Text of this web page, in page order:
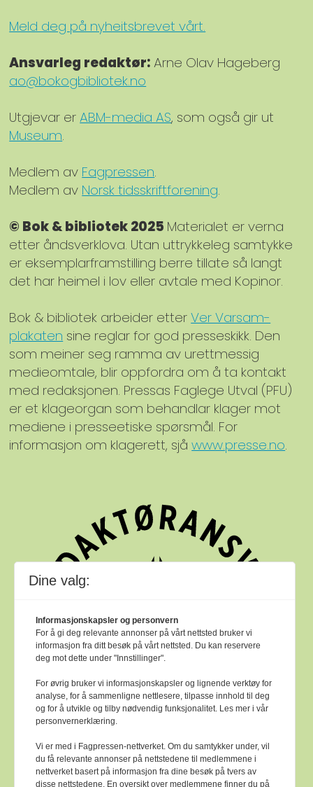
Meld deg på nyheitsbrevet vårt.
Ansvarleg redaktør:Arne Olav Hageberg
ao@bokogbibliotek.no
Utgjevar erABM-media AS, som også gir ut
Museum.
Medlem av Fagpressen.
Medlem av Norsk tidsskriftforening.
© Bok & bibliotek 2025 Materialet er verna
etter åndsverklova. Utan uttrykkeleg samtykke
er eksemplarframstilling berre tillate så langt
det har heimel i lov eller avtale med Kopinor.
Bok & bibliotek arbeider etterVer Varsam-
plakaten sine reglar for god presseskikk. Den
som meiner seg ramma av urettmessig
medieomtale, blir oppfordra om å ta kontakt
med redaksjonen. Pressas Faglege Utval (PFU)
er et klageorgan som behandlar klager mot
mediene i presseetiske spørsmål. For
informasjon om klagerett, sjåwww.presse.no.
Bok & bibliotek arbeider etterVer Varsam -
Dine valg:
Informasjonskapsler og personvern
For å gi deg relevante annonser på vårt nettsted bruker vi
informasjon fra ditt besøk på vårt nettsted. Du kan reservere
deg mot dette under "Innstillinger".
For øvrig bruker vi informasjonskapsler og lignende verktøy for
analyse, for å sammenligne nettlesere, tilpasse innhold til deg
og for å utvikle og tilby nødvendig funksjonalitet. Les mer i vår
personvernerklæring.
Vi er med i Fagpressen-nettverket. Om du samtykker under, vil
du få relevante annonser på nettstedene til medlemmene i
nettverket basert på informasjon fra dine besøk på tvers av
disse nettstedene. En oversikt over medlemmene finner du på